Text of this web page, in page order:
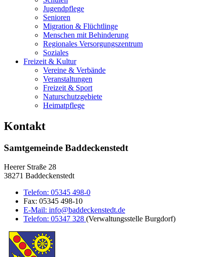
Jugendpflege
Senioren
Migration & Flüchtlinge
Menschen mit Behinderung
Regionales Versorgungszentrum
Soziales
Freizeit & Kultur
Vereine & Verbände
Veranstaltungen
Freizeit & Sport
Naturschutzgebiete
Heimatpflege
Kontakt
Samtgemeinde Baddeckenstedt
Heerer Straße 28
38271 Baddeckenstedt
Telefon: 05345 498-0
Fax: 05345 498-10
E-Mail: info@baddeckenstedt.de
Telefon: 05347 328 (Verwaltungsstelle Burgdorf)